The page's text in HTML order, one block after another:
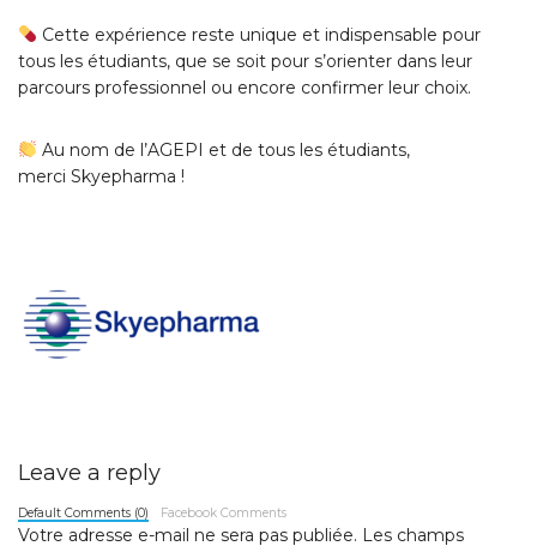
Cette expérience reste unique et indispensable pour
tous les étudiants, que se soit pour s’orienter dans leur
parcours professionnel ou encore confirmer leur choix.
Au nom de l’AGEPI et de tous les étudiants,
merci Skyepharma !
Leave a reply
Default Comments (0) Facebook Comments
Votre adresse e-mail ne sera pas publiée. Les champs